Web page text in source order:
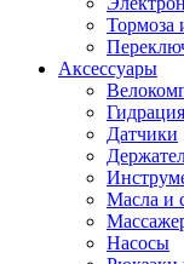
Тормоза
Аксессуары
Гидрация
Датчики
Масла и
Насосы